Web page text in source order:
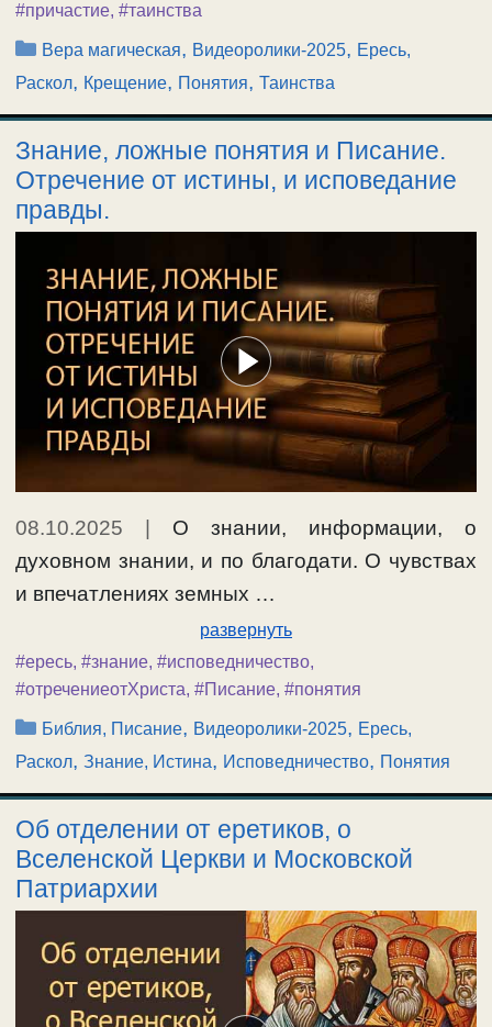
#причастие, #таинства
Рубрики
Вера магическая, Видеоролики-2025, Ересь,
Раскол, Крещение, Понятия, Таинства
Знание, ложные понятия и Писание.
Отречение от истины, и исповедание
правды.
08.10.2025
О знании, информации, о
духовном знании, и по благодати. О чувствах
и впечатлениях земных …
развернуть
#ересь, #знание, #исповедничество,
#отречениеотХриста, #Писание, #понятия
Рубрики
Библия, Писание, Видеоролики-2025, Ересь,
Раскол, Знание, Истина, Исповедничество, Понятия
Об отделении от еретиков, о
Вселенской Церкви и Московской
Патриархии